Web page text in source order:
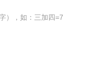
），如：三加四=7